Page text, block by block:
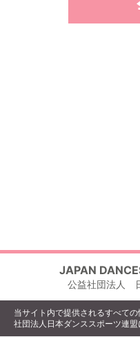
JAPAN
公益社団法人
当サイト内で提供されるすべて
社団法人日本ダンススポーツ連盟